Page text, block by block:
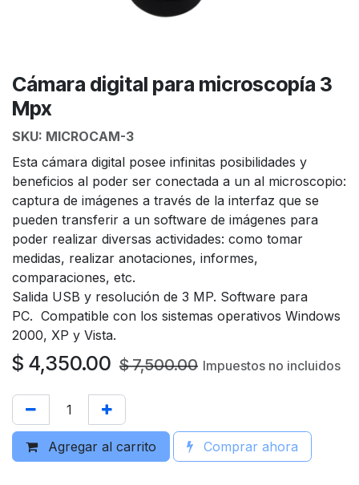
Cámara digital para microscopía 3
Mpx
SKU: MICROCAM-3
Esta cámara digital posee infinitas posibilidades y
beneficios al poder ser conectada a un al microscopio:
captura de imágenes a través de la interfaz que se
pueden transferir a un software de imágenes para
poder realizar diversas actividades: como tomar
medidas, realizar anotaciones, informes,
comparaciones, etc.
Salida USB y resolución de 3 MP. Software para
PC. Compatible con los sistemas operativos Windows
2000, XP y Vista.
$ 4,350.00 $7,500.00 Impuestos no incluidos
Agregar al carrito Comprar ahora